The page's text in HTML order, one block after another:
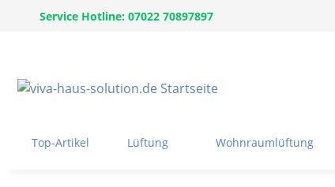
Service Hotline: 07022 70897897
Top-Artikel Lüftung Wohnraumlüftung